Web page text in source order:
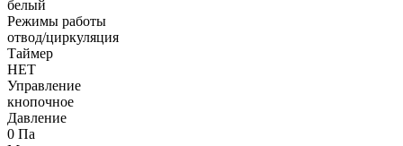
белый
Режимы работы
отвод/циркуляция
Таймер
НЕТ
Управление
кнопочное
Давление
0 Па